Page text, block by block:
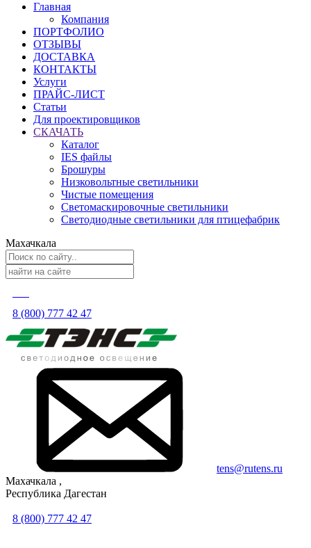
Главная
Компания
ПОРТФОЛИО
ОТЗЫВЫ
ДОСТАВКА
КОНТАКТЫ
Услуги
ПРАЙС-ЛИСТ
Статьи
Для проектировщиков
СКАЧАТЬ
Каталог
IES файлы
Брошуры
Низковольтные светильники
Чистые помещения
Светомаскировочные светильники
Светодиодные светильники для птицефабрик
Махачкала
8 (800) 777 42 47
tens@rutens.ru
Махачкала ,
Республика Дагестан
8 (800) 777 42 47